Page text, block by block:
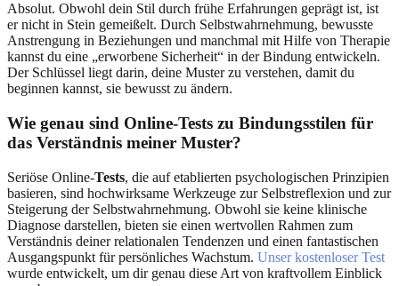
Absolut. Obwohl dein Stil durch frühe Erfahrungen geprägt ist, ist
er nicht in Stein gemeißelt. Durch Selbstwahrnehmung, bewusste
Anstrengung in Beziehungen und manchmal mit Hilfe von Therapie
kannst du eine „erworbene Sicherheit“ in der Bindung entwickeln.
Der Schlüssel liegt darin, deine Muster zu verstehen, damit du
beginnen kannst, sie bewusst zu ändern.
Wie genau sind Online-Tests zu Bindungsstilen für
das Verständnis meiner Muster?
Seriöse Online-Tests, die auf etablierten psychologischen Prinzipien
basieren, sind hochwirksame Werkzeuge zur Selbstreflexion und zur
Steigerung der Selbstwahrnehmung. Obwohl sie keine klinische
Diagnose darstellen, bieten sie einen wertvollen Rahmen zum
Verständnis deiner relationalen Tendenzen und einen fantastischen
Ausgangspunkt für persönliches Wachstum. Unser kostenloser Test
wurde entwickelt, um dir genau diese Art von kraftvollem Einblick